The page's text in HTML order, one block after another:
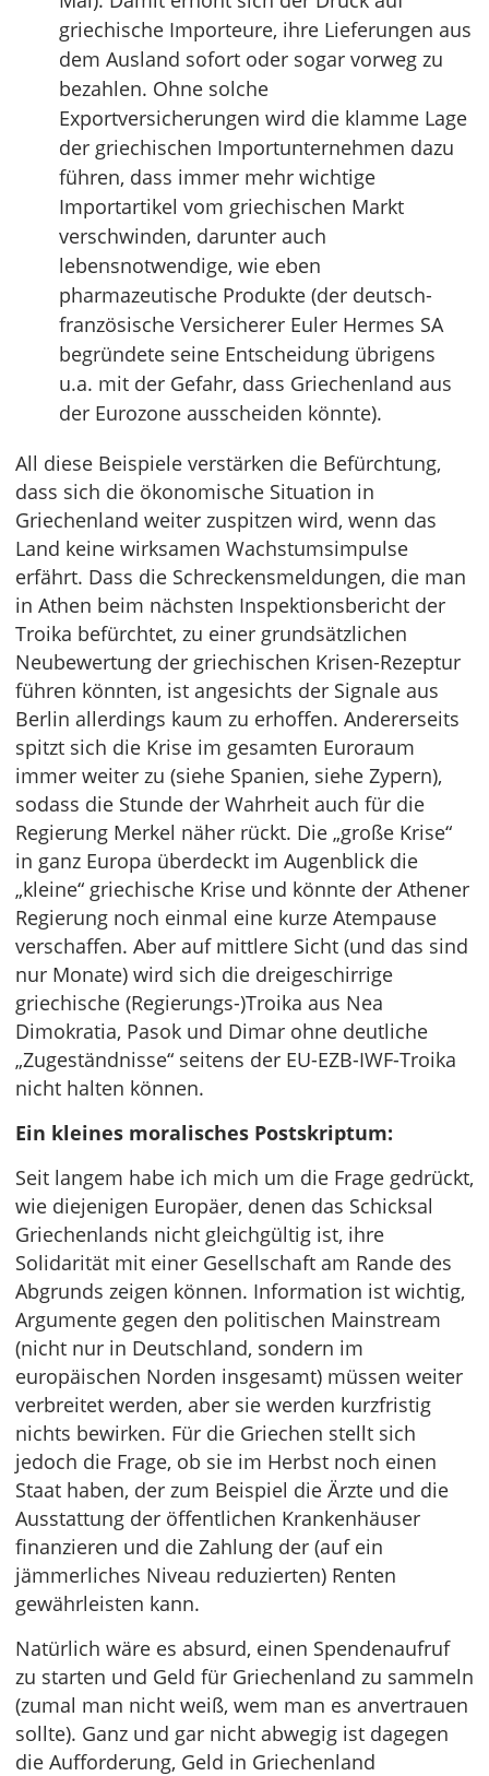
griechische Importeure, ihre Lieferungen aus
dem Ausland sofort oder sogar vorweg zu
bezahlen. Ohne solche
Exportversicherungen wird die klamme Lage
der griechischen Importunternehmen dazu
führen, dass immer mehr wichtige
Importartikel vom griechischen Markt
verschwinden, darunter auch
lebensnotwendige, wie eben
pharmazeutische Produkte (der deutsch-
französische Versicherer Euler Hermes SA
begründete seine Entscheidung übrigens
u.a. mit der Gefahr, dass Griechenland aus
der Eurozone ausscheiden könnte).
All diese Beispiele verstärken die Befürchtung,
dass sich die ökonomische Situation in
Griechenland weiter zuspitzen wird, wenn das
Land keine wirksamen Wachstumsimpulse
erfährt. Dass die Schreckensmeldungen, die man
in Athen beim nächsten Inspektionsbericht der
Troika befürchtet, zu einer grundsätzlichen
Neubewertung der griechischen Krisen-Rezeptur
führen könnten, ist angesichts der Signale aus
Berlin allerdings kaum zu erhoffen. Andererseits
spitzt sich die Krise im gesamten Euroraum
immer weiter zu (siehe Spanien, siehe Zypern),
sodass die Stunde der Wahrheit auch für die
Regierung Merkel näher rückt. Die „große Krise“
in ganz Europa überdeckt im Augenblick die
„kleine“ griechische Krise und könnte der Athener
Regierung noch einmal eine kurze Atempause
verschaffen. Aber auf mittlere Sicht (und das sind
nur Monate) wird sich die dreigeschirrige
griechische (Regierungs-)Troika aus Nea
Dimokratia, Pasok und Dimar ohne deutliche
„Zugeständnisse“ seitens der EU-EZB-IWF-Troika
nicht halten können.
Ein kleines moralisches Postskriptum:
Seit langem habe ich mich um die Frage gedrückt,
wie diejenigen Europäer, denen das Schicksal
Griechenlands nicht gleichgültig ist, ihre
Solidarität mit einer Gesellschaft am Rande des
Abgrunds zeigen können. Information ist wichtig,
Argumente gegen den politischen Mainstream
(nicht nur in Deutschland, sondern im
europäischen Norden insgesamt) müssen weiter
verbreitet werden, aber sie werden kurzfristig
nichts bewirken. Für die Griechen stellt sich
jedoch die Frage, ob sie im Herbst noch einen
Staat haben, der zum Beispiel die Ärzte und die
Ausstattung der öffentlichen Krankenhäuser
finanzieren und die Zahlung der (auf ein
jämmerliches Niveau reduzierten) Renten
gewährleisten kann.
Natürlich wäre es absurd, einen Spendenaufruf
zu starten und Geld für Griechenland zu sammeln
(zumal man nicht weiß, wem man es anvertrauen
sollte). Ganz und gar nicht abwegig ist dagegen
die Aufforderung, Geld in Griechenland